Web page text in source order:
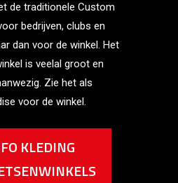
de traditionele Custom
bedrijven, clubs en
dan voor de winkel. Het
is veelal groot en
Zie het als
voor de winkel.
KLEDING